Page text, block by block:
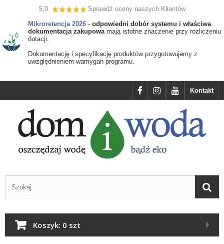
5,0
Sprawdź oceny naszych Klientów
Mikroretencja 2026 - odpowiedni dobór systemu i właściwa
dokumentacja zakupowamają istotne znaczenie przy rozliczeniu
dotacji.
Dokumentację i specyfikację produktów przygotowujemy z
uwzględnieniem wamygań programu.
Kontakt
Koszyk: 0 szt